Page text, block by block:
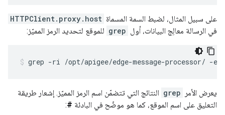
على سبيل المثال، لضبط السمة المسماة HTTPClient.proxy.host
في الرسالة معالِج البيانات، أول grep للموقع لتحديد الرمز المميّز:
grep -ri /opt/apigee/edge-message-processor/ -e
يعرض الأمر grep النتائج التي تتضمّن اسم الرمز المميّز. إشعار طريقة
التعليق على اسم الموقع، كما هو موضّح في البادئة #
: